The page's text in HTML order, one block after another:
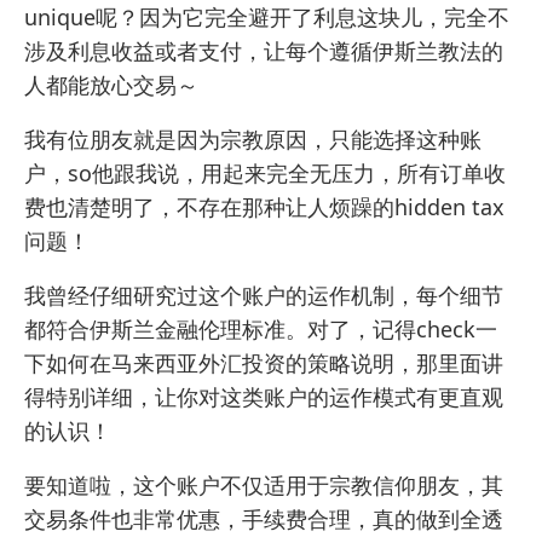
unique呢？因为它完全避开了利息这块儿，完全不
涉及利息收益或者支付，让每个遵循伊斯兰教法的
人都能放心交易～
我有位朋友就是因为宗教原因，只能选择这种账
户，so他跟我说，用起来完全无压力，所有订单收
费也清楚明了，不存在那种让人烦躁的hidden tax
问题！
我曾经仔细研究过这个账户的运作机制，每个细节
都符合伊斯兰金融伦理标准。对了，记得check一
下如何在马来西亚外汇投资的策略说明，那里面讲
得特别详细，让你对这类账户的运作模式有更直观
的认识！
要知道啦，这个账户不仅适用于宗教信仰朋友，其
交易条件也非常优惠，手续费合理，真的做到全透